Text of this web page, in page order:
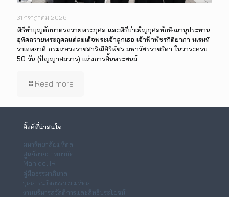
31 กรกฎาคม 2026
พิธีทำบุญตักบาตรถวายพระกุศล และพิธีบำเพ็ญกุศลทักษิณานุประทาน
อุทิศถวายพระกุศลแด่สมเด็จพระเจ้าลูกเธอ เจ้าฟ้าพัชรกิติยาภา นเรนทิ
ราเทพยวดี กรมหลวงราชสาริณีสิริพัชร มหาวัชรราชธิดา ในวาระครบ
50 วัน (ปัญญาสมวาร) แห่งการสิ้นพระชนม์
Read more
ลิ้งค์ที่น่าสนใจ
มหาวิทยาลัยมหิดล
ศูนย์กายภาพบำบัด
Mahidol IR
คู่มือธรรมาภิบาล
จุลสารนวัตกรรม ม.มหิดล
งานบริหารสวัสดิการและสิทธิประโยชน์